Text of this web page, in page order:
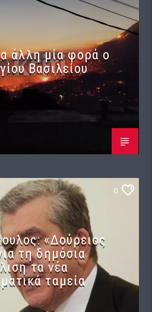
άλλη μία φορά ο
Βασιλείου
0
«Δούρειος
τη δημόσια
τα νέα
ταμεία